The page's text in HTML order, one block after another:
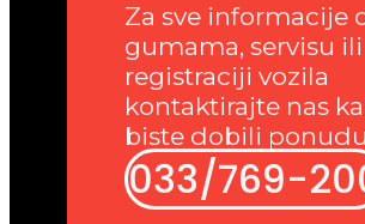
Za sve informacije
gumama, servisu ili
registraciji vozila
kontaktirajte nas
biste dobili
033/769-